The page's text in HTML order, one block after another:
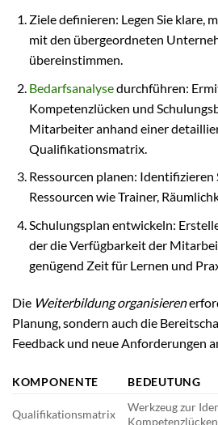
Ziele definieren: Legen Sie klare,
mit den übergeordneten
übereinstimmen.
Bedarfsanalysedurchführen:
Kompetenzlücken und
Mitarbeiter anhand einer
Qualifikationsmatrix.
Ressourcen planen: Identifizieren
Ressourcen wie Trainer,
Schulungsplan entwickeln:
der die Verfügbarkeit der
genügend Zeit für Lernen und
Die Weiterbildung organisieren
Planung, sondern auch die
Feedback und neue Anforderungen
KOMPONENTE BEDEUTUNG
Qualifikationsmatrix
Werkzeug zur
Kompetenzlücken